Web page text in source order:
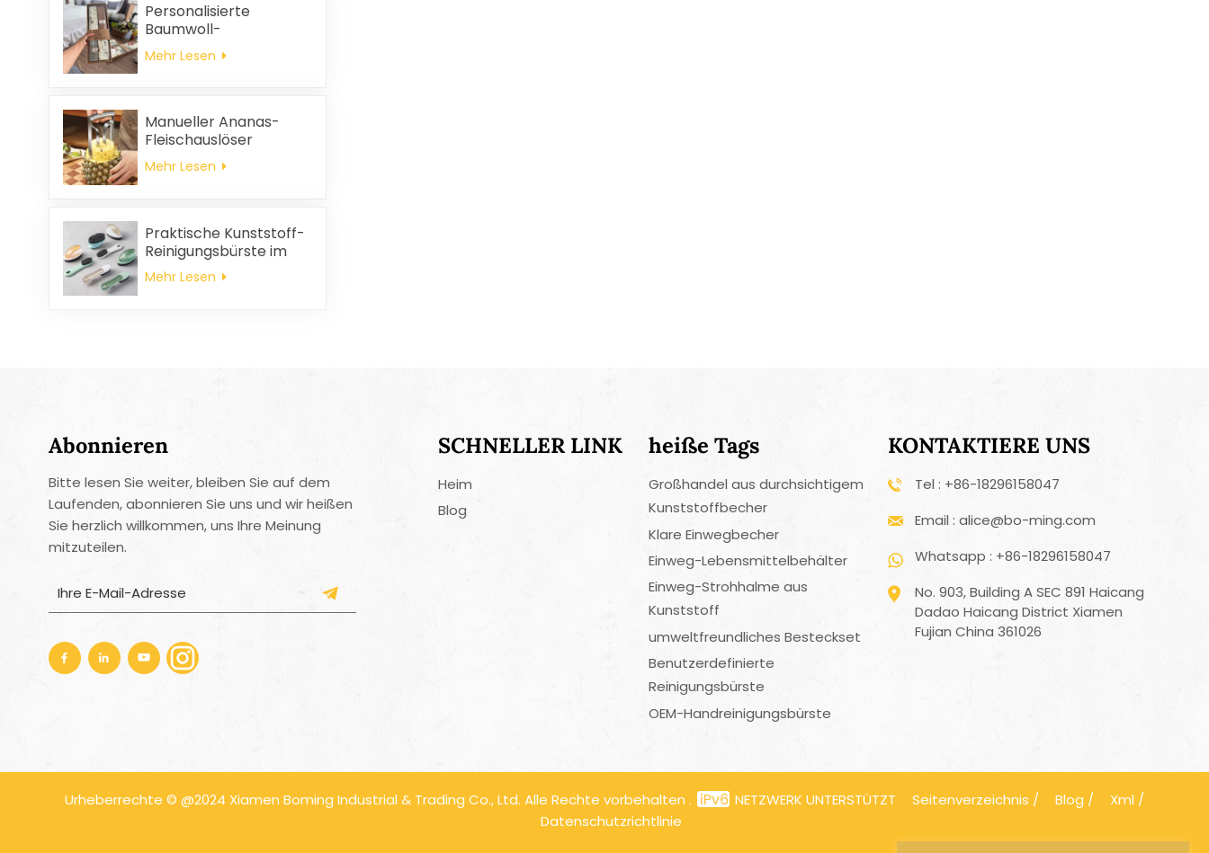
Personalisierte
Baumwoll-
Hochzeitsgeschenke
und
Servietten und
Putzlappen-
Mehr Lesen
Manueller Ananas-
Fleischauslöser
Mehr Lesen
Praktische Kunststoff-
Reinigungsbürste im
Großhandel
Mehr Lesen
Abonnieren
Bitte lesen Sie weiter, bleiben Sie auf dem
Laufenden, abonnieren Sie uns und wir heißen
Sie herzlich willkommen, uns Ihre Meinung
mitzuteilen.
SCHNELLER LINK
Heim
Blog
heiße Tags
Großhandel aus durchsichtigem
Kunststoffbecher
Klare Einwegbecher
Einweg-Lebensmittelbehälter
Einweg-Strohhalme aus
Kunststoff
umweltfreundliches Besteckset
Benutzerdefinierte
Reinigungsbürste
OEM-Handreinigungsbürste
KONTAKTIERE UNS
Tel : +86-18296158047
Email : alice@bo-ming.com
Whatsapp : +86-18296158047
No. 903, Building A SEC 891 Haicang
Dadao Haicang District Xiamen
Fujian China 361026
Urheberrechte © @2024 Xiamen Boming Industrial & Trading Co., Ltd. Alle Rechte vorbehalten . NETZWERK UNTERSTÜTZT Seitenverzeichnis / Blog / Xml /
Datenschutzrichtlinie